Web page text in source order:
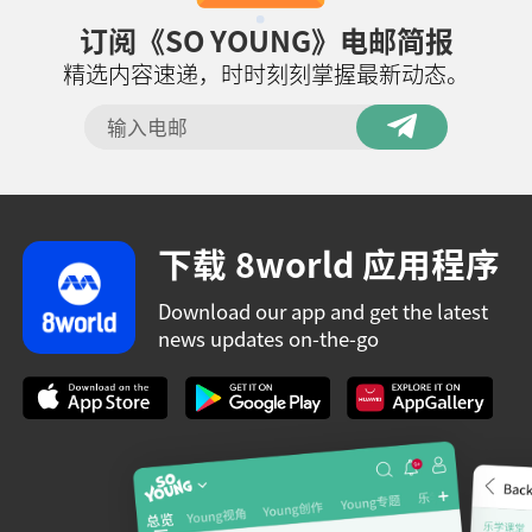
订阅《SO YOUNG》电邮简报
精选内容速递，时时刻刻掌握最新动态。
下载 8world 应用程序
Download our app and get the latest
news updates on-the-go